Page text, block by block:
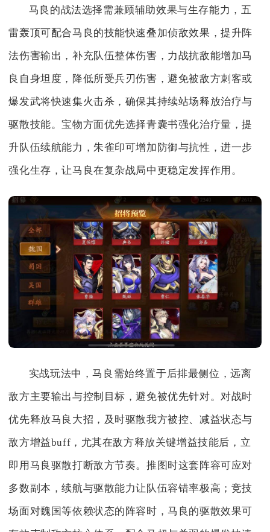
马良的战法选择需兼顾辅助效果与生存能力，五
雷轰顶可配合马良的技能快速叠加侦敌效果，提升阵
法伤害输出，补充队伍整体伤害，力战抗敌能增加马
良自身坦度，降低所受兵刃伤害，避免被敌方刺客或
爆发武将快速集火击杀，确保其持续站场释放治疗与
驱散技能。宝物方面优先选择青囊书强化治疗量，提
升队伍续航能力，朱雀印可增加防御与抗性，进一步
强化生存，让马良在复杂战局中更稳定发挥作用。
实战玩法中，马良需始终置于后排最侧位，远离
敌方主要输出与控制目标，避免被优先针对。对战时
优先释放马良大招，及时驱散我方被控、减益状态与
敌方增益buff，尤其在敌方释放关键增益技能后，立
即用马良驱散打断敌方节奏。推图时这套阵容可应对
多数副本，续航与驱散能力让队伍容错率极高；竞技
场面对魏国等依赖状态的阵容时，马良的驱散效果可